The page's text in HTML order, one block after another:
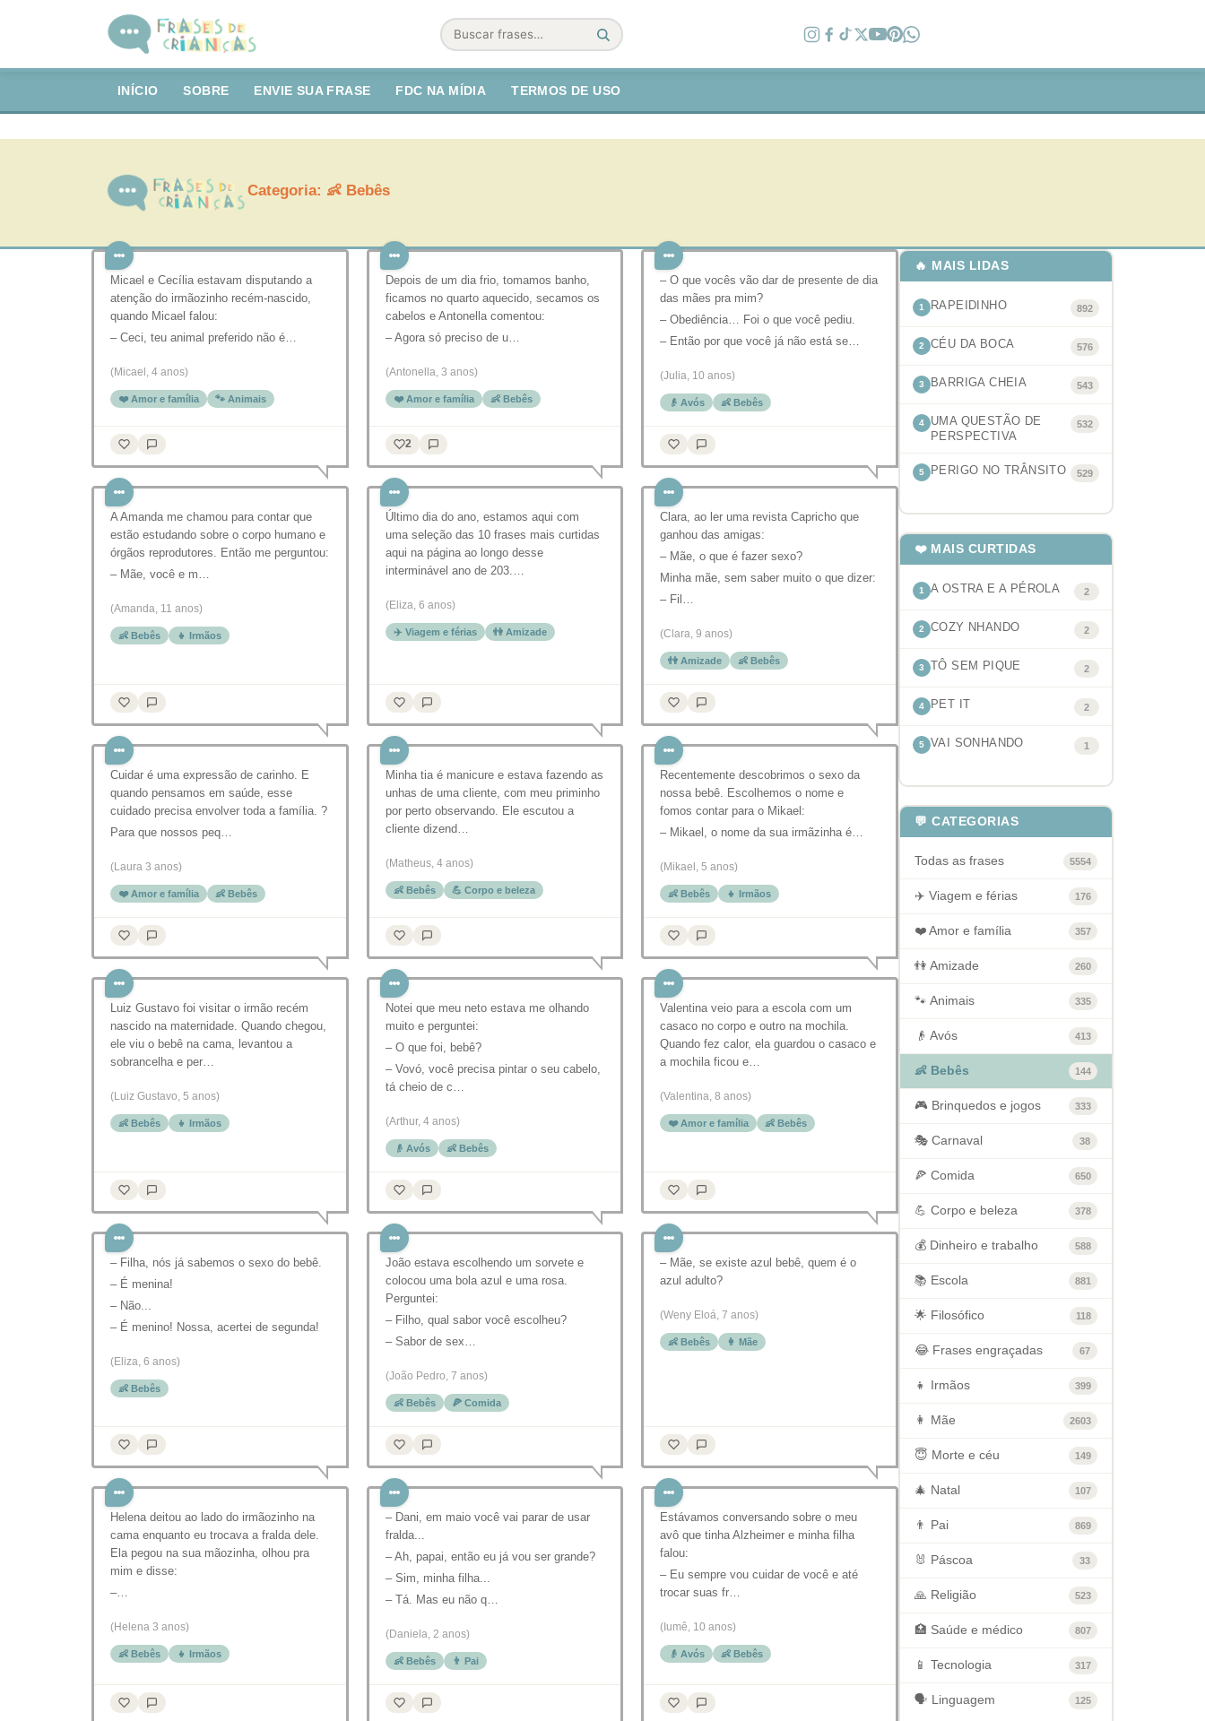
Buscar
INÍCIO SOBRE ENVIE SUA FRASE FDC NA MÍDIA TERMOS DE USO
Categoria: 👶 Bebês
Micael e Cecília estavam disputando a
atenção do irmãozinho recém-nascido,
quando Micael falou:
– Ceci, teu animal preferido não é…
(Micael, 4 anos)
❤️ Amor e família 🐾 Animais
Depois de um dia frio, tomamos banho,
ficamos no quarto aquecido, secamos os
cabelos e Antonella comentou:
– Agora só preciso de u…
(Antonella, 3 anos)
❤️ Amor e família 👶 Bebês
2
– O que vocês vão dar de presente de dia
das mães pra mim?
– Obediência… Foi o que você pediu.
– Então por que você já não está se…
(Julia, 10 anos)
👴 Avós 👶 Bebês
A Amanda me chamou para contar que
estão estudando sobre o corpo humano e
órgãos reprodutores. Então me perguntou:
– Mãe, você e m…
(Amanda, 11 anos)
👶 Bebês 👧 Irmãos
Último dia do ano, estamos aqui com
uma seleção das 10 frases mais curtidas
aqui na página ao longo desse
interminável ano de 203.…
(Eliza, 6 anos)
✈️ Viagem e férias 👫 Amizade
Clara, ao ler uma revista Capricho que
ganhou das amigas:
– Mãe, o que é fazer sexo?
Minha mãe, sem saber muito o que dizer:
– Fil…
(Clara, 9 anos)
👫 Amizade 👶 Bebês
Cuidar é uma expressão de carinho. E
quando pensamos em saúde, esse
cuidado precisa envolver toda a família. ?
Para que nossos peq…
(Laura 3 anos)
❤️ Amor e família 👶 Bebês
Minha tia é manicure e estava fazendo as
unhas de uma cliente, com meu priminho
por perto observando. Ele escutou a
cliente dizend…
(Matheus, 4 anos)
👶 Bebês 💪 Corpo e beleza
Recentemente descobrimos o sexo da
nossa bebê. Escolhemos o nome e
fomos contar para o Mikael:
– Mikael, o nome da sua irmãzinha é…
(Mikael, 5 anos)
👶 Bebês 👧 Irmãos
Luiz Gustavo foi visitar o irmão recém
nascido na maternidade. Quando chegou,
ele viu o bebê na cama, levantou a
sobrancelha e per…
(Luiz Gustavo, 5 anos)
👶 Bebês 👧 Irmãos
Notei que meu neto estava me olhando
muito e perguntei:
– O que foi, bebê?
– Vovó, você precisa pintar o seu cabelo,
tá cheio de c…
(Arthur, 4 anos)
👴 Avós 👶 Bebês
Valentina veio para a escola com um
casaco no corpo e outro na mochila.
Quando fez calor, ela guardou o casaco e
a mochila ficou e…
(Valentina, 8 anos)
❤️ Amor e família 👶 Bebês
– Filha, nós já sabemos o sexo do bebê.
– É menina!
– Não...
– É menino! Nossa, acertei de segunda!
(Eliza, 6 anos)
👶 Bebês
João estava escolhendo um sorvete e
colocou uma bola azul e uma rosa.
Perguntei:
– Filho, qual sabor você escolheu?
– Sabor de sex…
(João Pedro, 7 anos)
👶 Bebês 🍕 Comida
– Mãe, se existe azul bebê, quem é o
azul adulto?
(Weny Eloá, 7 anos)
👶 Bebês 👩 Mãe
Helena deitou ao lado do irmãozinho na
cama enquanto eu trocava a fralda dele.
Ela pegou na sua mãozinha, olhou pra
mim e disse:
–…
(Helena 3 anos)
👶 Bebês 👧 Irmãos
– Dani, em maio você vai parar de usar
fralda...
– Ah, papai, então eu já vou ser grande?
– Sim, minha filha...
– Tá. Mas eu não q…
(Daniela, 2 anos)
👶 Bebês 👨 Pai
Estávamos conversando sobre o meu
avô que tinha Alzheimer e minha filha
falou:
– Eu sempre vou cuidar de você e até
trocar suas fr…
(Iumê, 10 anos)
👴 Avós 👶 Bebês
🔥 MAIS LIDAS
1 RAPEIDINHO 892
2 CÉU DA BOCA 576
3 BARRIGA CHEIA 543
4
UMA QUESTÃO DE
PERSPECTIVA
532
5 PERIGO NO TRÂNSITO 529
❤️ MAIS CURTIDAS
1 A OSTRA E A PÉROLA 2
2 COZY NHANDO 2
3 TÔ SEM PIQUE 2
4 PET IT 2
5 VAI SONHANDO 1
💬 CATEGORIAS
Todas as frases 5554
✈️ Viagem e férias 176
❤️ Amor e família 357
👫 Amizade 260
🐾 Animais 335
👴 Avós 413
👶 Bebês 144
🎮 Brinquedos e jogos 333
🎭 Carnaval 38
🍕 Comida 650
💪 Corpo e beleza 378
💰 Dinheiro e trabalho 588
📚 Escola 881
🌟 Filosófico 118
😂 Frases engraçadas 67
👧 Irmãos 399
👩 Mãe 2603
😇 Morte e céu 149
🎄 Natal 107
👨 Pai 869
🐰 Páscoa 33
🙏 Religião 523
🏥 Saúde e médico 807
📱 Tecnologia 317
🗣️ Linguagem 125